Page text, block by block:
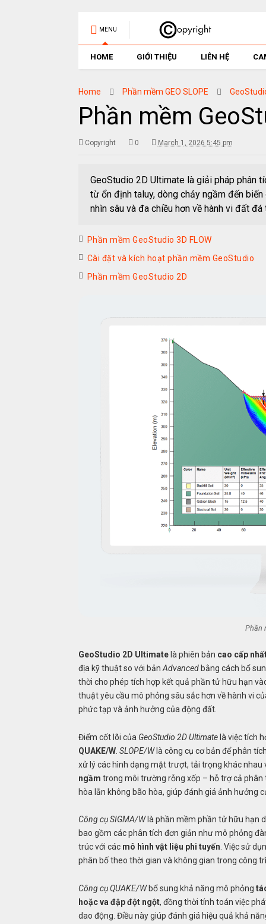
MENU
HOME GIỚI THIỆU LIÊN HỆ
Home Phần mềm GEO SLOPE
Phần mềm
Copyright 0 March 1, 2026 5:45 pm
GeoStudio 2D Ultimate là giải pháp phân
từ ổn định taluy, dòng chảy ngầm đến
nhìn sâu và đa chiều hơn về hành vi đất
Phần mềm GeoStudio 3D FLOW
Cài đặt và kích hoạt phần mềm GeoStudio
Phần mềm GeoStudio 2D
Phần
GeoStudio 2D Ultimatelà phiên bản cao cấp
địa kỹ thuật so với bản Advancedbằng cách bổ
thời cho phép tích hợp kết quả phần tử hữu hạn
thuật yêu cầu mô phỏng sâu sắc hơn về hành vi
phức tạp và ảnh hưởng của động đất.
Điểm cốt lõi của GeoStudio 2D Ultimatelà việc tích
QUAKE/W. SLOPE/Wlà công cụ cơ bản để phân tích
xử lý các hình dạng mặt trượt, tải trọng khác nhau
ngầm trong môi trường rỗng xốp – hỗ trợ cả
hòa lẫn không bão hòa, giúp đánh giá ảnh hưởng
Công cụ SIGMA/Wlà phần mềm phần tử hữu hạn
bao gồm các phân tích đơn giản như mô phỏng
trúc với các mô hình vật liệu phi tuyến. Việc sử
phân bố theo thời gian và không gian trong công
Công cụ QUAKE/Wbổ sung khả năng mô phỏng
hoặc va đập đột ngột, đồng thời tính toán việc
dao động. Điều này giúp đánh giá hiệu quả khả